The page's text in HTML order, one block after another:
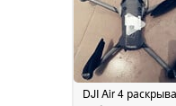
DJI Air 4